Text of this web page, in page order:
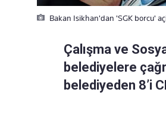
Bakan Isikhan'dan 'SGK borcu'
Çalışma ve
belediyelere
belediyeden 8’i